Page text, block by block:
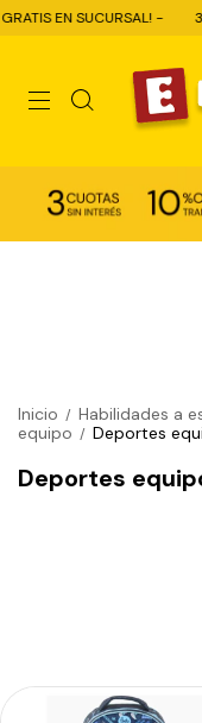
EN SUCURSAL! - 3
Inicio / Habilidades a
equipo / Deportes
Deportes